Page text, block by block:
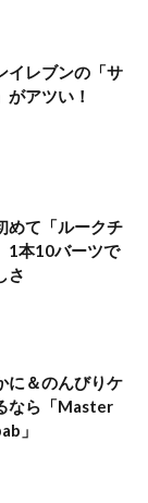
イレブンの「サ
がアツい！
めて「ルークチ
1本10バーツで
さ
に＆のんびりケ
なら「Master
」